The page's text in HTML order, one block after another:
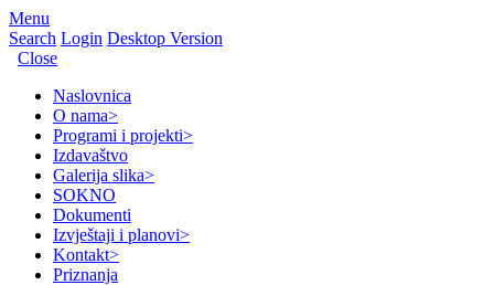
Menu
Search Login Desktop Version
Close
Naslovnica
O nama>
Programi i projekti>
Izdavaštvo
Galerija slika>
SOKNO
Dokumenti
Izvještaji i planovi>
Kontakt>
Priznanja